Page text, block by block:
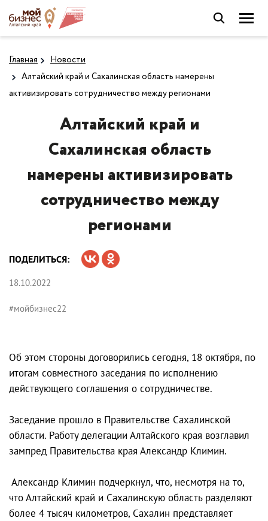
Главная
Новости
Алтайский край и Сахалинская область намерены
активизировать сотрудничество между регионами
Алтайский край и
Сахалинская область
намерены активизировать
сотрудничество между
регионами
ПОДЕЛИТЬСЯ:
18.10.2022
#мойбизнес22
Об этом стороны договорились сегодня, 18 октября, по
итогам совместного заседания по исполнению
действующего соглашения о сотрудничестве.
Заседание прошло в Правительстве Сахалинской
области. Работу делегации Алтайского края возглавил
зампред Правительства края Александр Климин.
Александр Климин подчеркнул, что, несмотря на то,
что Алтайский край и Сахалинскую область разделяют
более 4 тысяч километров, Сахалин представляет